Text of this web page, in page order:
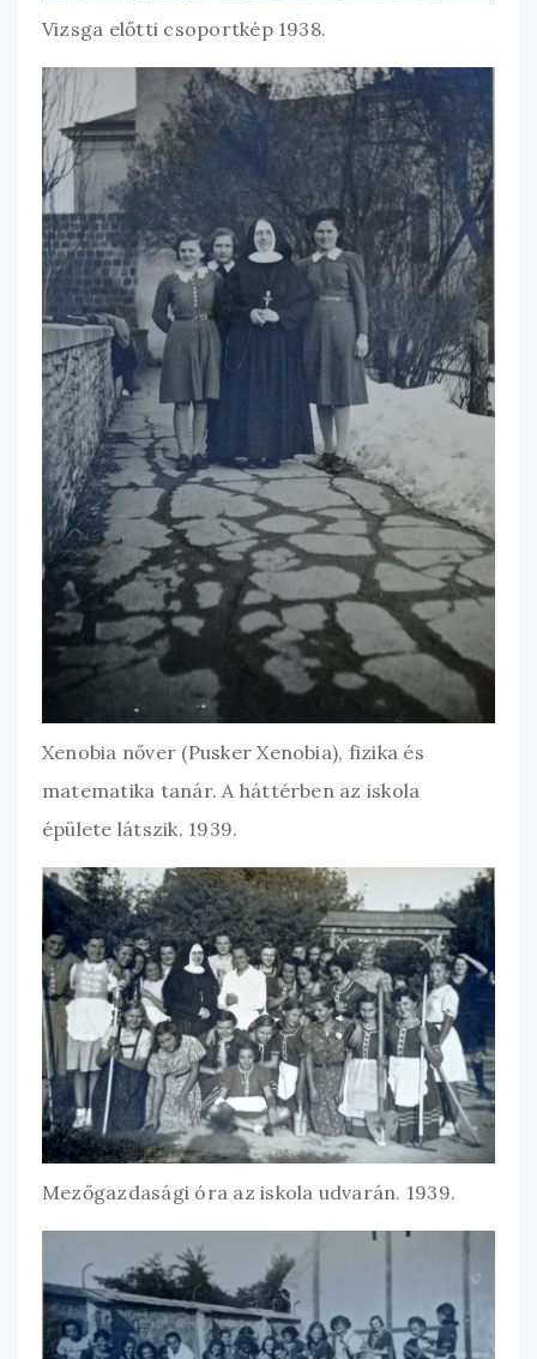
Vizsga előtti csoportkép 1938.
Xenobia nőver (Pusker Xenobia), fizika és
matematika tanár. A háttérben az iskola
épülete látszik. 1939.
Mezőgazdasági óra az iskola udvarán. 1939.